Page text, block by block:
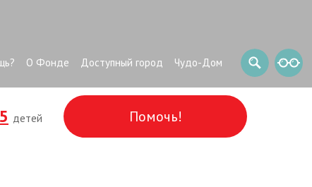
О Фонде Доступный город Чудо-Дом
5 детей Помочь!